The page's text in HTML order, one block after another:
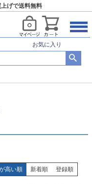
げで送料無料
お気に入り
高い順 新着順 登録順